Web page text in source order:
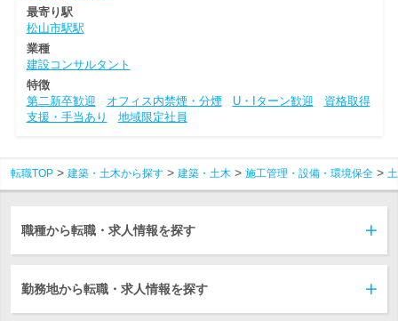
最寄り駅
松山市駅駅
業種
建設コンサルタント
特徴
第二新卒歓迎
オフィス内禁煙・分煙 U・Iターン歓迎
資格取得
支援・手当あり
地域限定社員
転職TOP 建築・土木から探す 建築・土木 施工管理・設備・環境保全
職種から転職・求人情報を探す
勤務地から転職・求人情報を探す